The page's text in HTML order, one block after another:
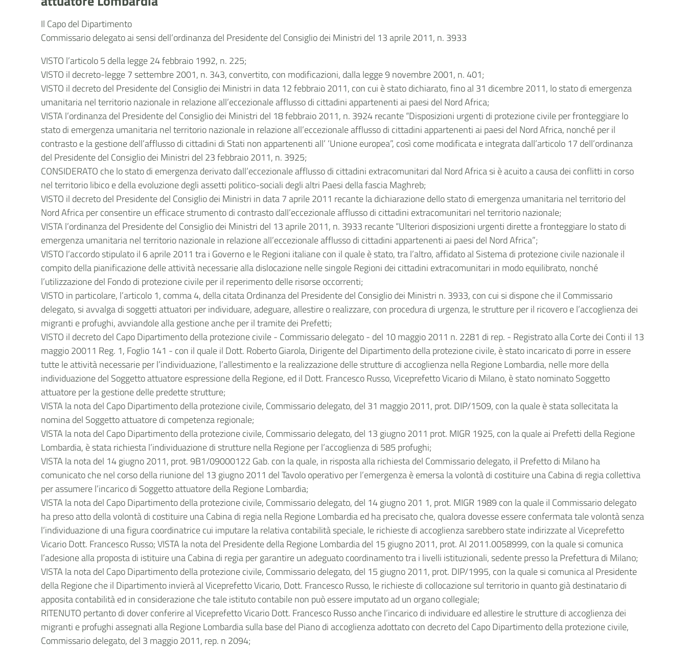
Il Capo del Dipartimento
Commissario delegato ai sensi dell’ordinanza del Presidente del Consiglio dei Ministri del 13 aprile 2011, n. 3933
VISTO l’articolo 5 della legge 24 febbraio 1992, n. 225;
VISTO il decreto-legge 7 settembre 2001, n. 343, convertito, con modificazioni, dalla legge 9 novembre 2001, n. 401;
VISTO il decreto del Presidente del Consiglio dei Ministri in data 12 febbraio 2011, con cui è stato dichiarato, fino al 31 dicembre 2011, lo stato di emergenza
umanitaria nel territorio nazionale in relazione all’eccezionale afflusso di cittadini appartenenti ai paesi del Nord Africa;
VISTA l’ordinanza del Presidente del Consiglio dei Ministri del 18 febbraio 2011, n. 3924 recante “Disposizioni urgenti di protezione civile per fronteggiare lo
stato di emergenza umanitaria nel territorio nazionale in relazione all’eccezionale afflusso di cittadini appartenenti ai paesi del Nord Africa, nonché per il
contrasto e la gestione dell’afflusso di cittadini di Stati non appartenenti all’ ‘Unione europea”, così come modificata e integrata dall’articolo 17 dell’ordinanza
del Presidente del Consiglio dei Ministri del 23 febbraio 2011, n. 3925;
CONSIDERATO che lo stato di emergenza derivato dall’eccezionale afflusso di cittadini extracomunitari dal Nord Africa si è acuito a causa dei conflitti in corso
nel territorio libico e della evoluzione degli assetti politico-sociali degli altri Paesi della fascia Maghreb;
VISTO il decreto del Presidente del Consiglio dei Ministri in data 7 aprile 2011 recante la dichiarazione dello stato di emergenza umanitaria nel territorio del
Nord Africa per consentire un efficace strumento di contrasto dall’eccezionale afflusso di cittadini extracomunitari nel territorio nazionale;
VISTA l’ordinanza del Presidente del Consiglio dei Ministri del 13 aprile 2011, n. 3933 recante “Ulteriori disposizioni urgenti dirette a fronteggiare lo stato di
emergenza umanitaria nel territorio nazionale in relazione all’eccezionale afflusso di cittadini appartenenti ai paesi del Nord Africa”;
VISTO l’accordo stipulato il 6 aprile 2011 tra i Governo e le Regioni italiane con il quale è stato, tra l’altro, affidato al Sistema di protezione civile nazionale il
compito della pianificazione delle attività necessarie alla dislocazione nelle singole Regioni dei cittadini extracomunitari in modo equilibrato, nonché
l’utilizzazione del Fondo di protezione civile per il reperimento delle risorse occorrenti;
VISTO in particolare, l’articolo 1, comma 4, della citata Ordinanza del Presidente del Consiglio dei Ministri n. 3933, con cui si dispone che il Commissario
delegato, si avvalga di soggetti attuatori per individuare, adeguare, allestire o realizzare, con procedura di urgenza, le strutture per il ricovero e l’accoglienza dei
migranti e profughi, avviandole alla gestione anche per il tramite dei Prefetti;
VISTO il decreto del Capo Dipartimento della protezione civile - Commissario delegato - del 10 maggio 2011 n. 2281 di rep. - Registrato alla Corte dei Conti il 13
maggio 20011 Reg. 1, Foglio 141 - con il quale il Dott. Roberto Giarola, Dirigente del Dipartimento della protezione civile, è stato incaricato di porre in essere
tutte le attività necessarie per l’individuazione, l’allestimento e la realizzazione delle strutture di accoglienza nella Regione Lombardia, nelle more della
individuazione del Soggetto attuatore espressione della Regione, ed il Dott. Francesco Russo, Viceprefetto Vicario di Milano, è stato nominato Soggetto
attuatore per la gestione delle predette strutture;
VISTA la nota del Capo Dipartimento della protezione civile, Commissario delegato, del 31 maggio 2011, prot. DIP/1509, con la quale è stata sollecitata la
nomina del Soggetto attuatore di competenza regionale;
VISTA la nota del Capo Dipartimento della protezione civile, Commissario delegato, del 13 giugno 2011 prot. MIGR 1925, con la quale ai Prefetti della Regione
Lombardia, è stata richiesta l’individuazione di strutture nella Regione per l’accoglienza di 585 profughi;
VISTA la nota del 14 giugno 2011, prot. 9B1/09000122 Gab. con la quale, in risposta alla richiesta del Commissario delegato, il Prefetto di Milano ha
comunicato che nel corso della riunione del 13 giugno 2011 del Tavolo operativo per l’emergenza è emersa la volontà di costituire una Cabina di regia collettiva
per assumere l’incarico di Soggetto attuatore della Regione Lombardia;
VISTA la nota del Capo Dipartimento della protezione civile, Commissario delegato, del 14 giugno 201 1, prot. MIGR 1989 con la quale il Commissario delegato
ha preso atto della volontà di costituire una Cabina di regia nella Regione Lombardia ed ha precisato che, qualora dovesse essere confermata tale volontà senza
l’individuazione di una figura coordinatrice cui imputare la relativa contabilità speciale, le richieste di accoglienza sarebbero state indirizzate al Viceprefetto
Vicario Dott. Francesco Russo; VISTA la nota del Presidente della Regione Lombardia del 15 giugno 2011, prot. Al 2011.0058999, con la quale si comunica
l’adesione alla proposta di istituire una Cabina di regia per garantire un adeguato coordinamento tra i livelli istituzionali, sedente presso la Prefettura di Milano;
VISTA la nota del Capo Dipartimento della protezione civile, Commissario delegato, del 15 giugno 2011, prot. DIP/1995, con la quale si comunica al Presidente
della Regione che il Dipartimento invierà al Viceprefetto Vicario, Dott. Francesco Russo, le richieste di collocazione sul territorio in quanto già destinatario di
apposita contabilità ed in considerazione che tale istituto contabile non può essere imputato ad un organo collegiale;
RITENUTO pertanto di dover conferire al Viceprefetto Vicario Dott. Francesco Russo anche l’incarico di individuare ed allestire le strutture di accoglienza dei
migranti e profughi assegnati alla Regione Lombardia sulla base del Piano di accoglienza adottato con decreto del Capo Dipartimento della protezione civile,
Commissario delegato, del 3 maggio 2011, rep. n 2094;